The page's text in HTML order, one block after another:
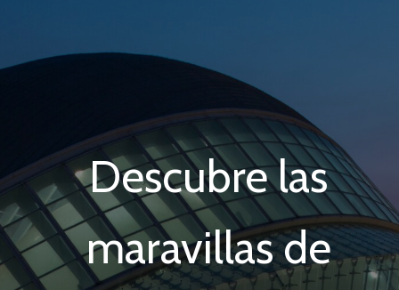
Descubre las
maravillas de